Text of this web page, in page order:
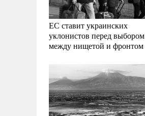
ЕС ставит украинских
уклонистов перед выбором
между нищетой и фронтом